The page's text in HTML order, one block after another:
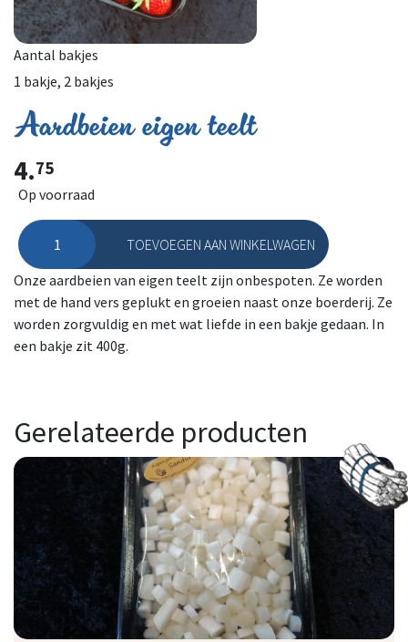
Aantal bakjes
1 bakje, 2 bakjes
Aardbeien eigen teelt
4.75
Op voorraad
Aardbeien eigen teelt aantalTOEVOEGEN AAN WINKELWAGEN
Onze aardbeien van eigen teelt zijn onbespoten. Ze worden
met de hand vers geplukt en groeien naast onze boerderij. Ze
worden zorgvuldig en met wat liefde in een bakje gedaan. In
een bakje zit 400g.
Gerelateerde producten